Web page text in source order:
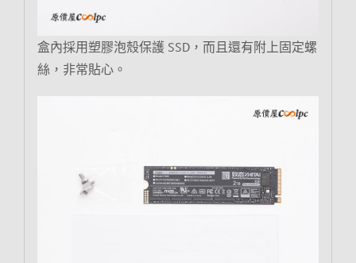
盒內採用塑膠泡殼保護 SSD，而且還有附上固定螺
絲，非常貼心。